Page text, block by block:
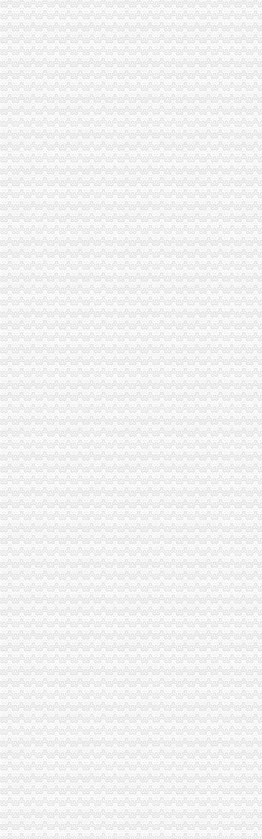
美团注销重庆等多家分公司王兴局咋玩？-餐饮-亿邦动力网
重庆新世纪百货公司公告注销-市场-重庆乐居网
重庆公司注册
重庆公司注册重庆工商代办重庆代办公司重庆聚诚工商注册代办公司
重庆公司注册工商代办的微博_腾讯微博
重庆注册公司、重庆代办公司营业执照、重庆公司代理
【58同城】重庆注册公司需要多少钱
重庆公司注册重庆代理注册公司_中塑在线
重庆进出口权
重庆酩富进出口贸易有限公司2017年新招聘信息-电话-地址-联英人才
【重庆代理进口果醋清关公司有哪几家】价格,厂家,裁纸-搜了网
重庆进出口公司招聘|重庆进出口公司佳人气雇主排名（排行榜）|
25家重庆企业上榜“出口品牌”占重庆去年出口量65%-地方商务之窗
重庆进口调味品报关代理-企汇网
一般纳税人申请
上海双木专业代理记账新办一般纳税人申请流程_上海列举网
太原怎样如何申请一般纳税人资格一般纳税人申请流程-久久信息网
一般纳税人申请-石嘴山58同城
一般纳税人申请,一般纳税人申请网,一般纳税人申请网站,一般纳税
【免费一般纳税人申请一般纳税人申请哪家更专业】-南山南山易登网
重庆发票申请
什么是发票？_重庆包听|E都市
重庆水投：发票寄到家,服务有保障
重庆专项审批：发票R审批代理购买服务办理-重庆爱问分类
我是重庆的个体经营户,一年只需要两本发票,请问怎样才能申请发票
重庆巴南破获一起发票案金额超过一亿元-广西新闻网
重庆代理报税
【工商代办_税务代理】-重庆鹭佳财务有限公司
代理记帐纳税申报选重庆航桥财务-直辖市重庆会计审计信息
渝盾江北代理记账公司、江北报税公司,这家好
重庆代办公司_代理公司注册_工商登记_分公司_个体工商_代账报税_
重庆公司执照代办|重庆代办企业执照
重庆代理记账
重庆代理记帐|重庆财务公司|重庆文秋财务咨询有限公司|重庆工商代办
彭水代理记账、重庆浩恩、专业代理记账
重庆代理记账所具有的优越-时空商城交流版-时空网-手机版
重庆大账房代理记账有限公司
专业的重庆代理记帐-互动百科
重庆代账公司
重庆代账公司那家更专业,请找重庆覃娜工商咨询有限公司
重庆代账公司-重庆代帐-广告信息-番禺社区网-番禺社区网
重庆渝北代账公司哪家好？个人资公司注册有哪些条件？
重庆代理公司记账,重庆代账,重庆代理纳税申报,重庆财税代理,重
重庆高启财务咨询有限公司重庆江北代账渝中代账重庆代账-经理-人和网
重庆财务公司
重庆益记财务公司注册代账报税会计代帐重庆公司注册今题网
重庆财务管理公司-重庆财务管理厂家-|必途重庆财务管理公司排行榜
重庆潜硕财务管理有限公司-重庆潜硕财务管理咨询有限公司
重庆麦积财务管理有限公司-重庆会计代账,重庆财务外包公司,重
中国电信重庆公司招聘财务_重庆校园招聘
工商动态
永川局重庆财务公司四项措施助推商贸城发展
开县局重庆公司注销五项措施加快职能转型步伐
开县局重庆财务公司四项标准贯彻落实节油节电节能工作要求
高新区局对月饼市场进行专项整确保“两节”重庆财务公司期间食品安全消费
万州局重庆分公司注册大力整洗染服务行业
綦江局重庆代账公司成功举行届新设企业业主培训会
巫溪局重庆公司注销从三方面提高数据质量
石柱局重庆财务公司五项措施2007年度企业年检工作见成效
渝北局重庆进出口权举办全区企业信用体系建设成员单位数据交换培训
巫溪局重庆发票申请采取三措施开展保密自查工作
永川局重庆分公司注册全体干部职工共向灾区捐款近4万元
綦江局、重庆分公司注册綦江个协为灾区募集捐款23万余元
市重庆公司注销局赴埃及南非考察团为四川大地震遇难者默哀并捐款
巫溪局重庆代理记账全面行动震救灾
巫溪局实施“五大帮农”重庆代理记账工程，助推新农村建设
江北局重庆代理报税成功助企业办理股权质押2.4854亿元
部门省市重庆分公司注册局来信来电对我局表示问 四川省局发来感谢信